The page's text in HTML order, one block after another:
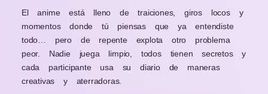
El anime está lleno de traiciones, giros locos y
momentos donde tú piensas que ya entendiste
todo… pero de repente explota otro problema
peor. Nadie juega limpio, todos tienen secretos y
cada participante usa su diario de maneras
creativas y aterradoras.